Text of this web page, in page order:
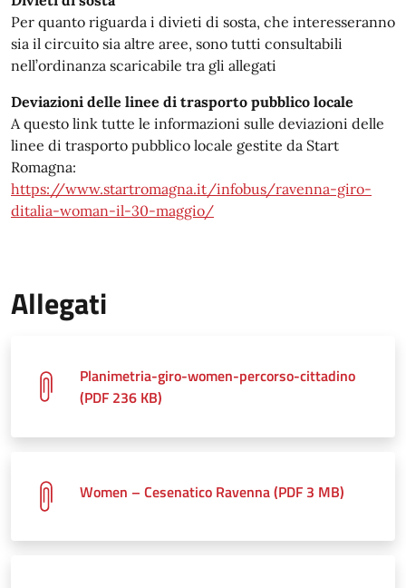
Per quanto riguarda i divieti di sosta, che interesseranno
sia il circuito sia altre aree, sono tutti consultabili
nell’ordinanza scaricabile tra gli allegati
Deviazioni delle linee di trasporto pubblico locale
A questo link tutte le informazioni sulle deviazioni delle
linee di trasporto pubblico locale gestite da Start
Romagna:
https://www.startromagna.it/infobus/ravenna-giro-
ditalia-woman-il-30-maggio/
Allegati
Planimetria-giro-women-percorso-cittadino
(PDF 236 KB)
Women – Cesenatico Ravenna (PDF 3 MB)